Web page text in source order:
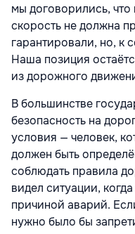
мы договорились, что
скорость не должна
гарантировали, но, к
Наша позиция
из дорожного
В большинстве
безопасность на
условия — человек,
должен быть
соблюдать правила
видел ситуации,
причиной аварий.
нужно было бы